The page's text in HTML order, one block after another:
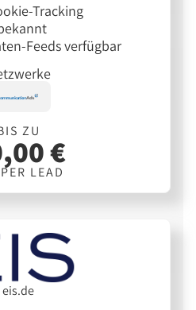
Tracking
Feeds verfügbar
ZU
€
LEAD
eis.de